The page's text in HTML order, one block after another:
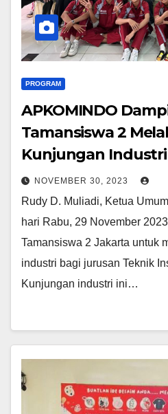
PROGRAM
APKOMINDO
Tamansiswa 2
Kunjungan Industri
NOVEMBER 30, 2023
Rudy D. Muliadi, Ketua
hari Rabu, 29 November
Tamansiswa 2 Jakarta untuk
industri bagi jurusan Teknik
Kunjungan industri ini…